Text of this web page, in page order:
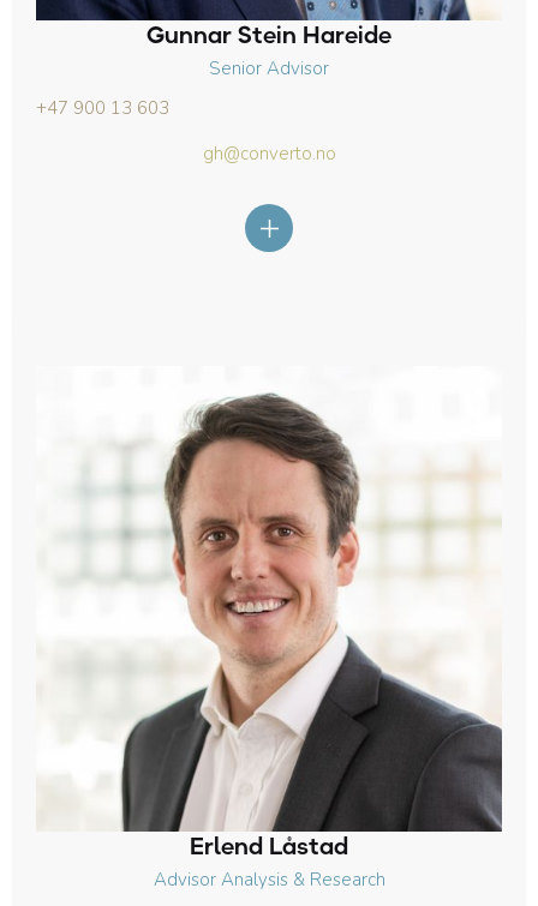
Gunnar Stein Hareide
Senior Advisor
+47 900 13 603
gh@converto.no
Erlend Låstad
Advisor Analysis & Research